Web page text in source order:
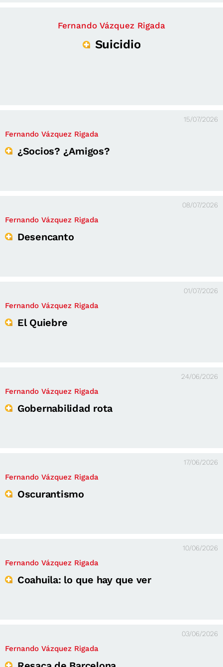
Fernando Vázquez Rigada
Suicidio
15/07/2026
Fernando Vázquez Rigada
¿Socios? ¿Amigos?
08/07/2026
Fernando Vázquez Rigada
Desencanto
01/07/2026
Fernando Vázquez Rigada
El Quiebre
24/06/2026
Fernando Vázquez Rigada
Gobernabilidad rota
17/06/2026
Fernando Vázquez Rigada
Oscurantismo
10/06/2026
Fernando Vázquez Rigada
Coahuila: lo que hay que ver
03/06/2026
Fernando Vázquez Rigada